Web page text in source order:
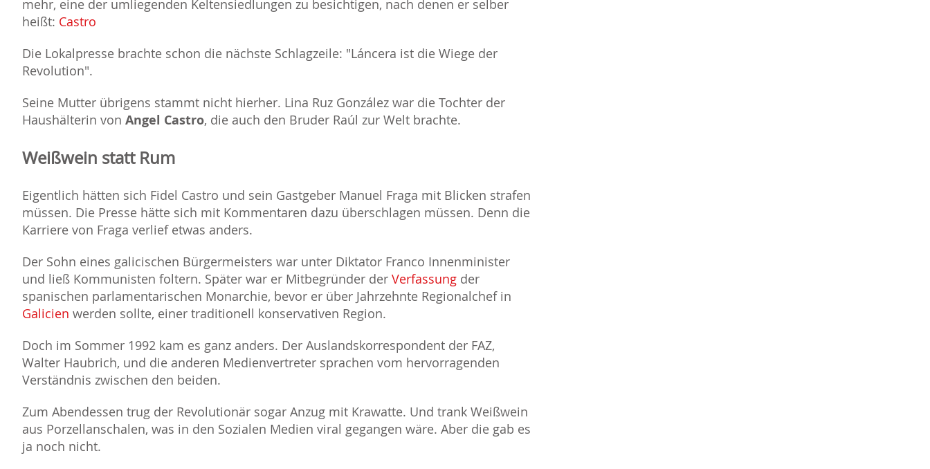
mehr, eine der umliegenden Keltensiedlungen zu besichtigen, nach denen er selber
heißt: Castro
Die Lokalpresse brachte schon die nächste Schlagzeile: "Láncera ist die Wiege der
Revolution".
Seine Mutter übrigens stammt nicht hierher. Lina Ruz González war die Tochter der
Haushälterin von Angel Castro, die auch den Bruder Raúl zur Welt brachte.
Weißwein statt Rum
Eigentlich hätten sich Fidel Castro und sein Gastgeber Manuel Fraga mit Blicken strafen
müssen. Die Presse hätte sich mit Kommentaren dazu überschlagen müssen. Denn die
Karriere von Fraga verlief etwas anders.
Der Sohn eines galicischen Bürgermeisters war unter Diktator Franco Innenminister
und ließ Kommunisten foltern. Später war er Mitbegründer der Verfassung der
spanischen parlamentarischen Monarchie, bevor er über Jahrzehnte Regionalchef in
Galicien werden sollte, einer traditionell konservativen Region.
Doch im Sommer 1992 kam es ganz anders. Der Auslandskorrespondent der FAZ,
Walter Haubrich, und die anderen Medienvertreter sprachen vom hervorragenden
Verständnis zwischen den beiden.
Zum Abendessen trug der Revolutionär sogar Anzug mit Krawatte. Und trank Weißwein
aus Porzellanschalen, was in den Sozialen Medien viral gegangen wäre. Aber die gab es
ja noch nicht.